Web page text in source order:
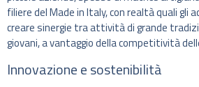
filiere del Made in Italy, con realtà quali gli
creare sinergie tra attività di grande
giovani, a vantaggio della competitività
Innovazione e sostenibilità